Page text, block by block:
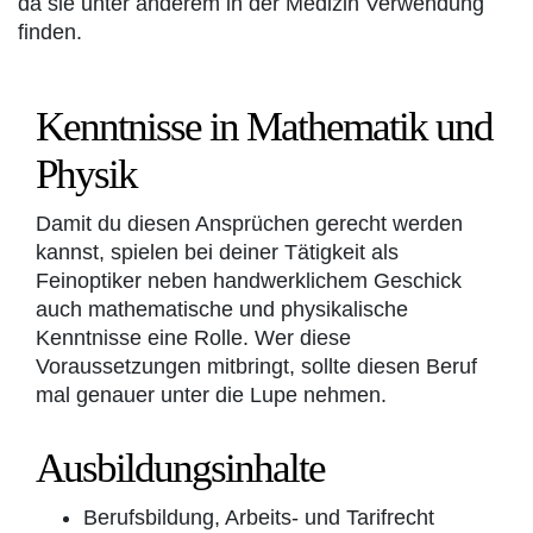
finden.
Kenntnisse in Mathematik und
Physik
Damit du diesen Ansprüchen gerecht werden
kannst, spielen bei deiner Tätigkeit als
Feinoptiker neben handwerklichem Geschick
auch mathematische und physikalische
Kenntnisse eine Rolle. Wer diese
Voraussetzungen mitbringt, sollte diesen Beruf
mal genauer unter die Lupe nehmen.
Ausbildungsinhalte
Berufsbildung, Arbeits- und Tarifrecht